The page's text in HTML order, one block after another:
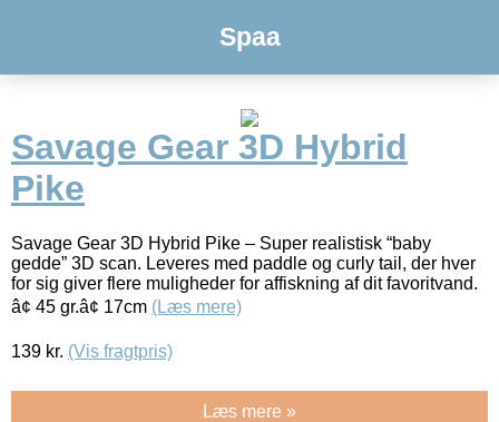
Spaa
Savage Gear 3D Hybrid
Pike
Savage Gear 3D Hybrid Pike – Super realistisk “baby
gedde” 3D scan. Leveres med paddle og curly tail, der hver
for sig giver flere muligheder for affiskning af dit favoritvand.
â¢ 45 gr.â¢ 17cm (Læs mere)
139 kr. (Vis fragtpris)
Læs mere »